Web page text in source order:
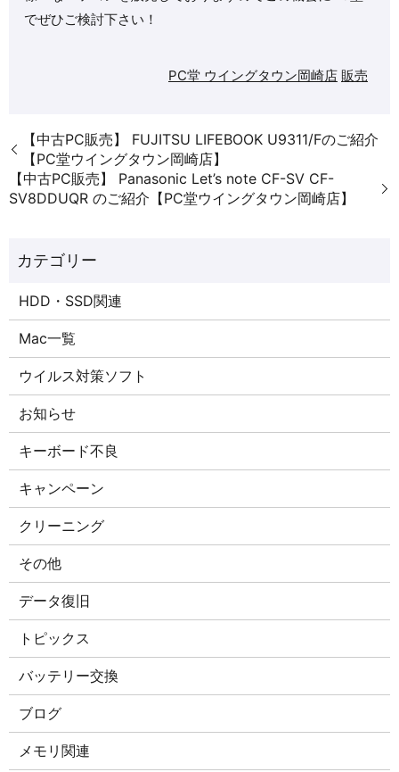
でぜひご検討下さい！
PC堂 ウイングタウン岡崎店 販売
【中古PC販売】 FUJITSU LIFEBOOK U9311/Fのご紹介
【PC堂ウイングタウン岡崎店】
【中古PC販売】 Panasonic Let’s note CF-SV CF-
SV8DDUQR のご紹介【PC堂ウイングタウン岡崎店】
HDD・SSD関連
Mac一覧
ウイルス対策ソフト
お知らせ
キーボード不良
キャンペーン
クリーニング
その他
データ復旧
トピックス
バッテリー交換
ブログ
メモリ関連